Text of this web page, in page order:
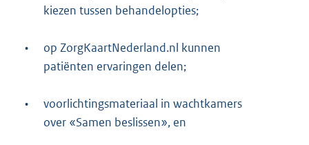
kiezen tussen behandelopties;
•
op ZorgKaartNederland.nl kunnen
patiënten ervaringen delen;
•
voorlichtingsmateriaal in wachtkamers
over «Samen beslissen», en